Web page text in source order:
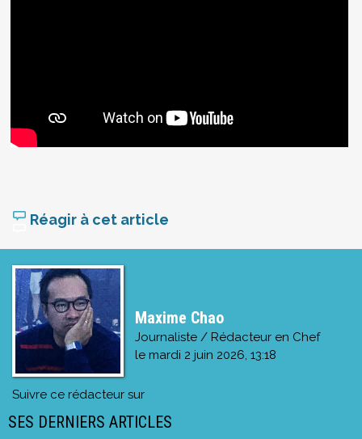
Réagir à cet article
Maxime Chao
Journaliste / Rédacteur en Chef
le mardi 2 juin 2026, 13:18
Suivre ce rédacteur sur
SES DERNIERS ARTICLES